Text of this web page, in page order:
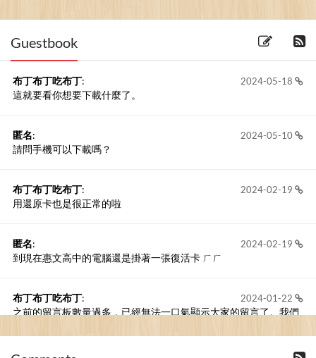
Guestbook
2024-05-18
布丁布丁吃布丁:
這就要看你想要下載什麼了。
2024-05-10
匿名:
請問手機可以下載嗎？
2024-02-19
布丁布丁吃布丁:
用還原卡也是很正常的啦
2024-02-19
匿名:
到現在惠文高中的電腦還是掛著一張復活卡 ㄏㄏ
2024-01-22
布丁布丁吃布丁:
之前的留言板數量過多，已經無法一口氣顯示大家的留言了。我們